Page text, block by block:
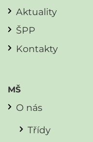
Aktuality
ŠPP
Kontakty
MŠ
O nás
Třídy